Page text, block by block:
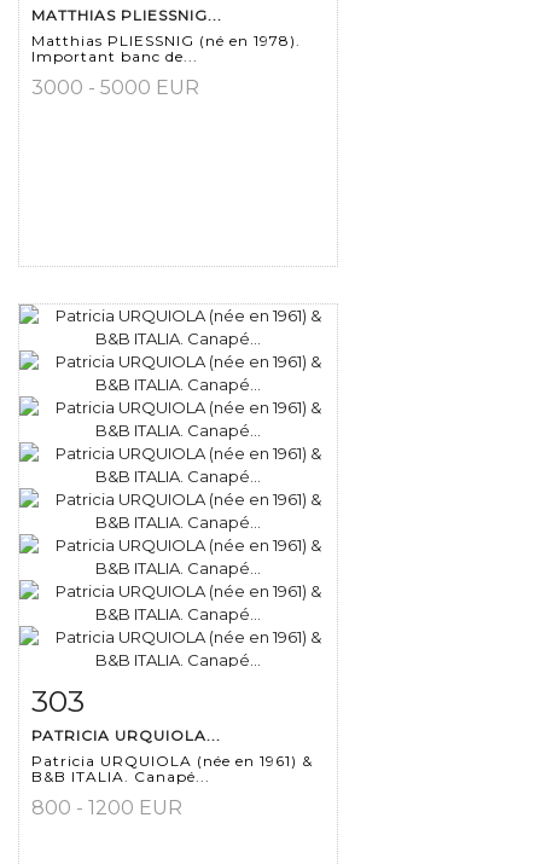
MATTHIAS PLIESSNIG...
Matthias PLIESSNIG (né en 1978).
Important banc de...
3000 - 5000 EUR
Item detail
303
PATRICIA URQUIOLA...
Patricia URQUIOLA (née en 1961) &
B&B ITALIA. Canapé...
800 - 1200 EUR